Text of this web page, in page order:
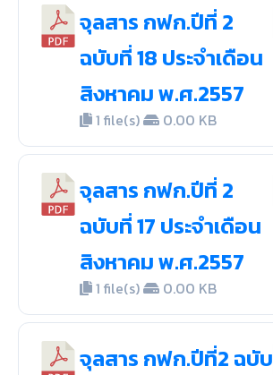
จุลสาร กฟก.ปีที่ 2
ฉบับที่ 18 ประจำเดือน
สิงหาคม พ.ศ.2557
1 file(s) 0.00 KB
จุลสาร กฟก.ปีที่ 2
ฉบับที่ 17 ประจำเดือน
สิงหาคม พ.ศ.2557
1 file(s) 0.00 KB
จุลสาร กฟก.ปีที่2 ฉบับ